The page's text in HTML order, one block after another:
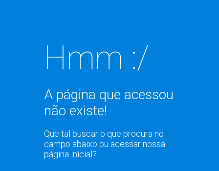
Hmm :/
A página que acessou
não existe!
Que tal buscar o que procura no
campo abaixo ou acessar nossa
página inicial?